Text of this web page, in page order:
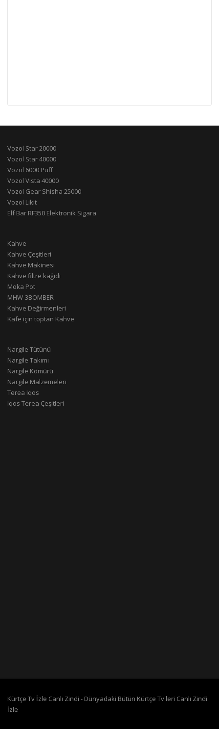
Vozol Star 20000
Vozol Star 40000
Vozol 6000 Puff
Vozol Vista 40000
Vozol Gear Shisha 25000
Vozol Likit
Elf Bar RF350 Elektronik Sigara
Kahve
Kahve Çeşitleri
Kahve Makinesi
Kahve filtre kağıdı
Moka Pot
MHW-3BOMBER
Kahve Değirmenleri
Kafe için toptan Kahve
Nargile Tütünü
Nargile Takımı
Nargile Kömürü
Nargile Malzemeleri
Terea Iqos
Iqos Terea Çeşitleri
Kürtçe Tv İzle Canlı Zindi - Dünyadaki Bütün Kürtçe Tv'leri Canlı Zindi
İzle